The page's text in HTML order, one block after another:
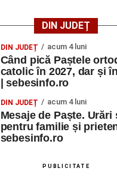
DIN JUDEȚ
DIN JUDEȚ acum 4 luni
Când pică Paștele
catolic în 2027, dar și
| sebesinfo.ro
DIN JUDEȚ acum 4 luni
Mesaje de Paște.
pentru familie și
sebesinfo.ro
PUBLICITATE